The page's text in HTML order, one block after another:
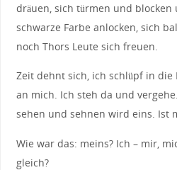
dräuen, sich türmen und
schwarze Farbe anlocken, sich
noch Thors Leute sich freuen.
Zeit dehnt sich, ich schlüpf in die
an mich. Ich steh da und
sehen und sehnen wird eins. Ist
Wie war das: meins? Ich – mir,
gleich?